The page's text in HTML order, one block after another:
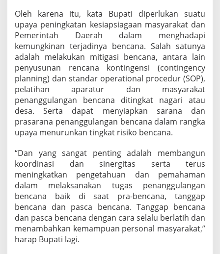
Oleh karena itu, kata Bupati diperlukan suatu
upaya peningkatan kesiapsiagaan masyarakat dan
Pemerintah Daerah dalam menghadapi
kemungkinan terjadinya bencana. Salah satunya
adalah melakukan mitigasi bencana, antara lain
penyusunan rencana kontingensi (contingency
planning) dan standar operational procedur (SOP),
pelatihan aparatur dan masyarakat
penanggulangan bencana ditingkat nagari atau
desa. Serta dapat menyiapkan sarana dan
prasarana penanggulangan bencana dalam rangka
upaya menurunkan tingkat risiko bencana.
“Dan yang sangat penting adalah membangun
koordinasi dan sinergitas serta terus
meningkatkan pengetahuan dan pemahaman
dalam melaksanakan tugas penanggulangan
bencana baik di saat pra-bencana, tanggap
bencana dan pasca bencana. Tanggap bencana
dan pasca bencana dengan cara selalu berlatih dan
menambahkan kemampuan personal masyarakat,”
harap Bupati lagi.